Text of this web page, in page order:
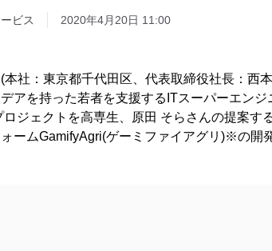
ビス 2020年4月20日 11:00
本社：東京都千代田区、代表取締役社長：西
アを持った若者を支援するITスーパーエンジ
ジェクトを高専生、原田 そらさんの提案す
ームGamifyAgri(ゲーミファイアグリ)※の開